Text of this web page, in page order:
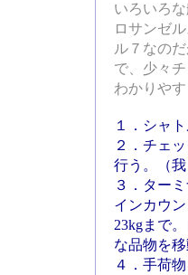
いろいろ
ロサンゼ
ル７なの
で、少々
わかりやす
１．シャ
２．チェ
行う。（
３．ター
インカウン
23kgまで
な品物を移
４．手荷物